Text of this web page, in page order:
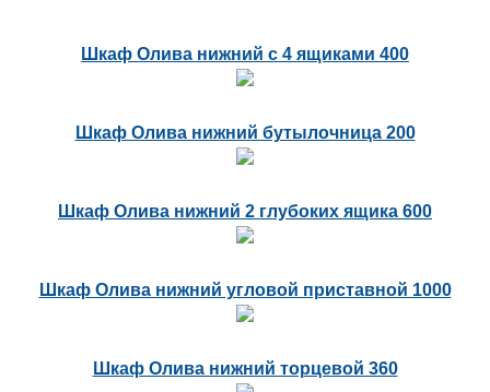
Шкаф Олива нижний с 4 ящиками 400
Шкаф Олива нижний бутылочница 200
Шкаф Олива нижний 2 глубоких ящика 600
Шкаф Олива нижний угловой приставной 1000
Шкаф Олива нижний торцевой 360